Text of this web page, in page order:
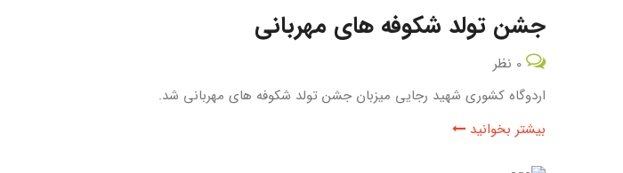
جشن تولد شکوفه های مهربانی
0 نظر
اردوگاه کشوری شهید رجایی میزبان جشن تولد شکوفه های مهربانی شد.
بیشتر بخوانید